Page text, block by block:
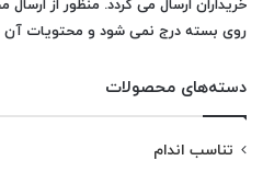
خریداران ارسال می گردد. منظور از
روی بسته درج نمی شود و محتویات
دسته‌های محصولات
تناسب اندام